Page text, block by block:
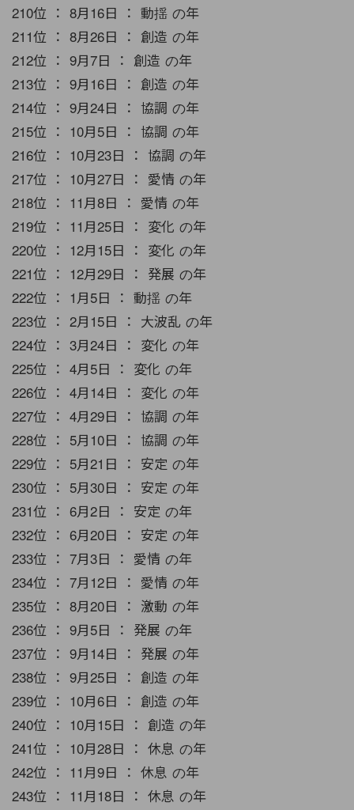
210位 ： 8月16日 ： 動揺 の年
211位 ： 8月26日 ： 創造 の年
212位 ： 9月7日 ： 創造 の年
213位 ： 9月16日 ： 創造 の年
214位 ： 9月24日 ： 協調 の年
215位 ： 10月5日 ： 協調 の年
216位 ： 10月23日 ： 協調 の年
217位 ： 10月27日 ： 愛情 の年
218位 ： 11月8日 ： 愛情 の年
219位 ： 11月25日 ： 変化 の年
220位 ： 12月15日 ： 変化 の年
221位 ： 12月29日 ： 発展 の年
222位 ： 1月5日 ： 動揺 の年
223位 ： 2月15日 ： 大波乱 の年
224位 ： 3月24日 ： 変化 の年
225位 ： 4月5日 ： 変化 の年
226位 ： 4月14日 ： 変化 の年
227位 ： 4月29日 ： 協調 の年
228位 ： 5月10日 ： 協調 の年
229位 ： 5月21日 ： 安定 の年
230位 ： 5月30日 ： 安定 の年
231位 ： 6月2日 ： 安定 の年
232位 ： 6月20日 ： 安定 の年
233位 ： 7月3日 ： 愛情 の年
234位 ： 7月12日 ： 愛情 の年
235位 ： 8月20日 ： 激動 の年
236位 ： 9月5日 ： 発展 の年
237位 ： 9月14日 ： 発展 の年
238位 ： 9月25日 ： 創造 の年
239位 ： 10月6日 ： 創造 の年
240位 ： 10月15日 ： 創造 の年
241位 ： 10月28日 ： 休息 の年
242位 ： 11月9日 ： 休息 の年
243位 ： 11月18日 ： 休息 の年